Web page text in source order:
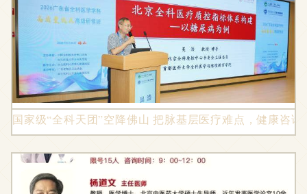
国家级“全科天团”空降佛山 把脉基层医疗难点，健康咨